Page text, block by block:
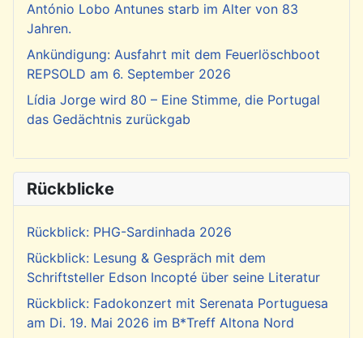
António Lobo Antunes starb im Alter von 83
Jahren.
Ankündigung: Ausfahrt mit dem Feuerlöschboot
REPSOLD am 6. September 2026
Lídia Jorge wird 80 – Eine Stimme, die Portugal
das Gedächtnis zurückgab
Rückblicke
Rückblick: PHG-Sardinhada 2026
Rückblick: Lesung & Gespräch mit dem
Schriftsteller Edson Incopté über seine Literatur
Rückblick: Fadokonzert mit Serenata Portuguesa
am Di. 19. Mai 2026 im B*Treff Altona Nord